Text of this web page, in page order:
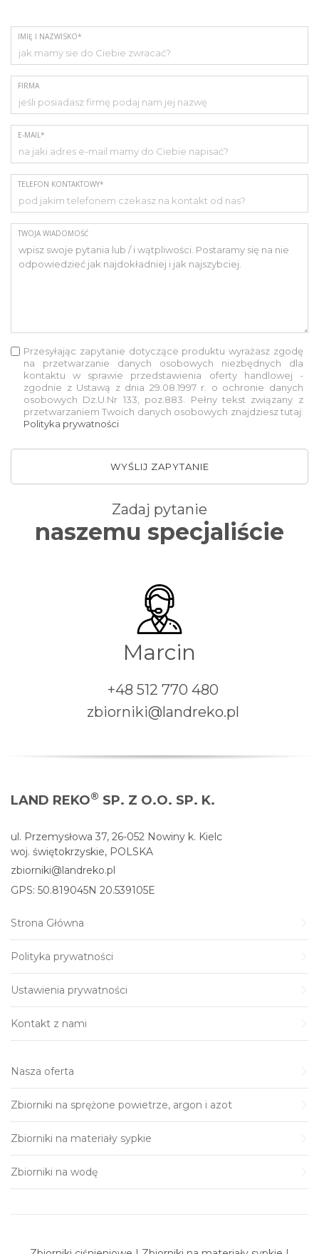
IMIĘ I NAZWISKO*
FIRMA
E-MAIL*
TELEFON KONTAKTOWY*
TWOJA WIADOMOŚĆ
Przesyłając zapytanie dotyczące produktu wyrażasz zgodę
na przetwarzanie danych osobowych niezbędnych dla
kontaktu w sprawie przedstawienia oferty handlowej -
zgodnie z Ustawą z dnia 29.08.1997 r. o ochronie danych
osobowych Dz.U.Nr 133, poz.883. Pełny tekst związany z
przetwarzaniem Twoich danych osobowych znajdziesz tutaj:
Polityka prywatności
WYŚLIJ ZAPYTANIE
Zadaj pytanie
naszemu specjaliście
Marcin
+48 512 770 480
zbiorniki@landreko.pl
LAND REKO® SP. Z O.O. SP. K.
ul. Przemysłowa 37, 26-052 Nowiny k. Kielc
woj. świętokrzyskie, POLSKA
zbiorniki@landreko.pl
GPS: 50.819045N 20.539105E
Strona Główna
Polityka prywatności
Ustawienia prywatności
Kontakt z nami
Nasza oferta
Zbiorniki na sprężone powietrze, argon i azot
Zbiorniki na materiały sypkie
Zbiorniki na wodę